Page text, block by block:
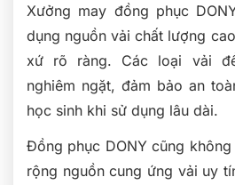
Xưởng may đồng phục
dụng nguồn vải chất lượng
xứ rõ ràng. Các loại vải
nghiêm ngặt, đảm bảo an
học sinh khi sử dụng lâu dài.
Đồng phục DONY cũng
rộng nguồn cung ứng vải uy